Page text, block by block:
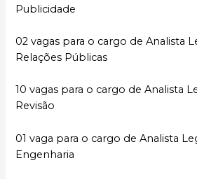
Publicidade
02 vagas para o cargo de Analista
Relações Públicas
10 vagas para o cargo de Analista
Revisão
01 vaga para o cargo de Analista
Engenharia